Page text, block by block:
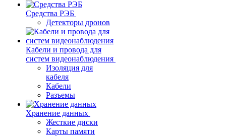
Средства РЭБ
Детекторы дронов
Кабели и провода для
систем видеонаблюдения
Изоляция для
кабеля
Кабели
Разъемы
Хранение данных
Жесткие диски
Карты памяти